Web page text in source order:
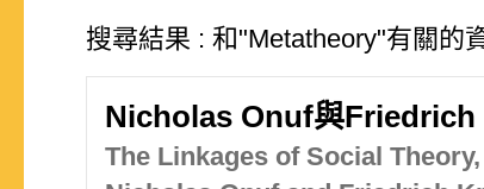
搜尋結果 : 和"Metatheory"有關的
Nicholas Onuf與Friedrich
The Linkages of Social